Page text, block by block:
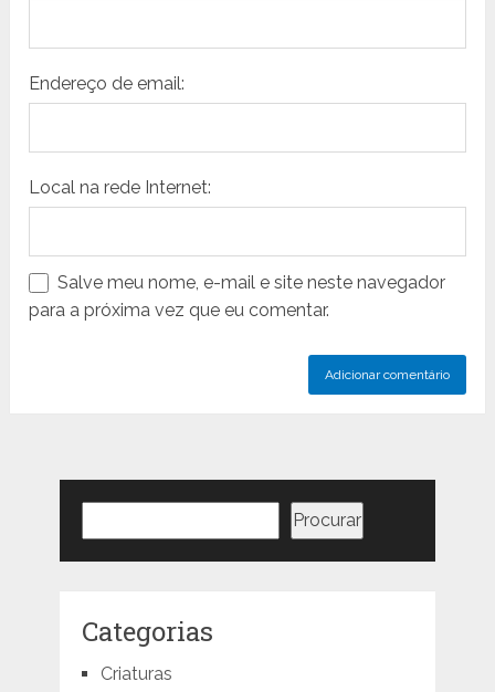
Endereço de email:
Local na rede Internet:
Salve meu nome, e-mail e site neste navegador
para a próxima vez que eu comentar.
Procurar
Categorias
Criaturas